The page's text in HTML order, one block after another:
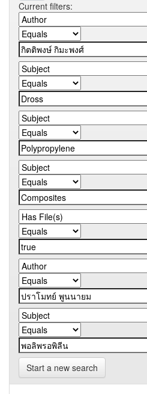
Current filters:
Start a new search